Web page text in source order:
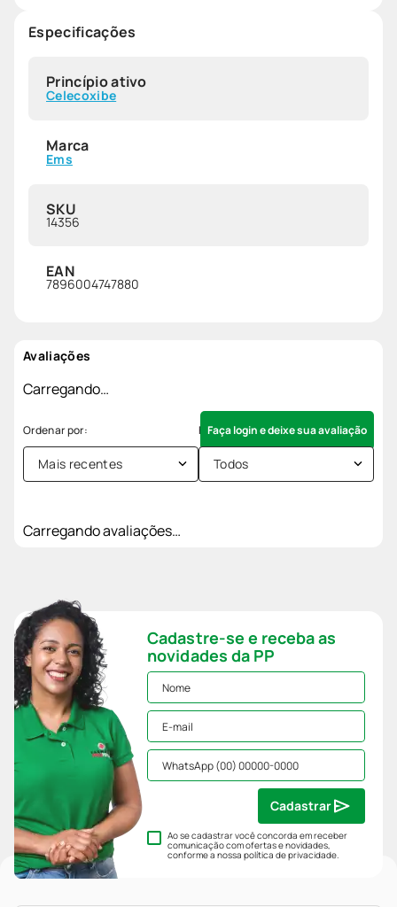
Especificações
Princípio ativo
Celecoxibe
Marca
Ems
SKU
14356
EAN
7896004747880
Avaliações
Carregando…
Faça login e deixe sua avaliação
Mais recentes Todos
Carregando avaliações…
Cadastre-se e receba as
novidades da PP
Ao se cadastrar você concorda em receber
comunicação com ofertas e novidades,
conforme a nossapolítica de privacidade.
Cadastrar